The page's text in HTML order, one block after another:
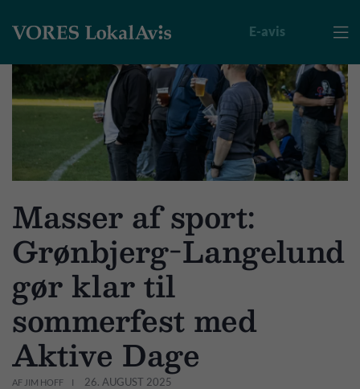

E-avis
Masser af sport:
Grønbjerg-Langelund
gør klar til
sommerfest med
Aktive Dage
AF JIM HOFF 26. AUGUST 2025